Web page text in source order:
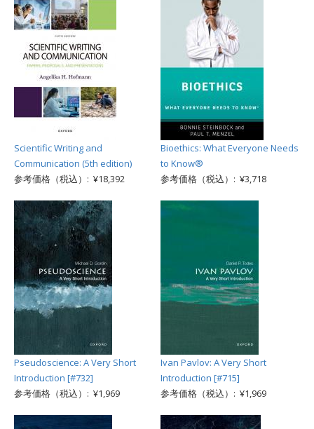
Scientific Writing and
Communication (5th edition)
参考価格（税込）: ¥18,392
Bioethics: What Everyone Needs
to Know®
参考価格（税込）: ¥3,718
Pseudoscience: A Very Short
Introduction [#732]
参考価格（税込）: ¥1,969
Ivan Pavlov: A Very Short
Introduction [#715]
参考価格（税込）: ¥1,969